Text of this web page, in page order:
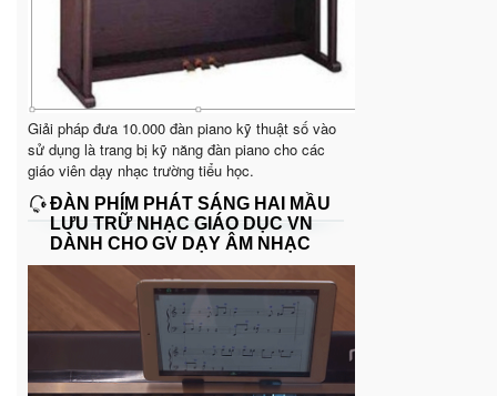
Giải pháp đưa 10.000 đàn piano kỹ thuật số vào
sử dụng là trang bị kỹ năng đàn piano cho các
giáo viên dạy nhạc trường tiểu học.
ĐÀN PHÍM PHÁT SÁNG HAI MẦU
LƯU TRỮ NHẠC GIÁO DỤC VN
DÀNH CHO GV DẠY ÂM NHẠC